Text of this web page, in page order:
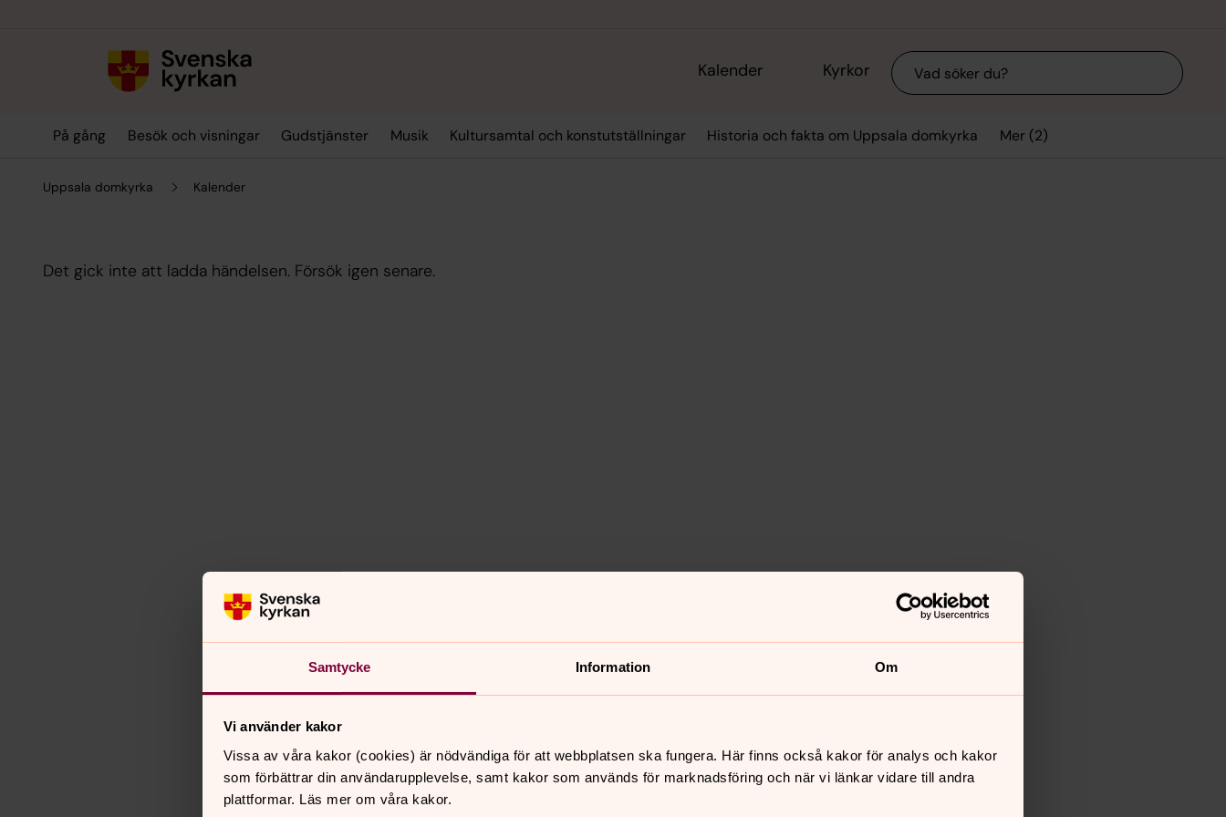
Samtycke Information Om
Vi använder kakor
Vissa av våra kakor (cookies) är nödvändiga för att webbplatsen ska fungera. Här finns också kakor för analys och kakor
som förbättrar din användarupplevelse, samt kakor som används för marknadsföring och när vi länkar vidare till andra
plattformar. Läs mer om våra kakor.
Kalender Kyrkor Sök
På gång Besök och visningar Gudstjänster Musik Kultursamtal och konstutställningar Historia och fakta om Uppsala domkyrka Mer (2)
Uppsala domkyrka Kalender
Det gick inte att ladda händelsen. Försök igen senare.